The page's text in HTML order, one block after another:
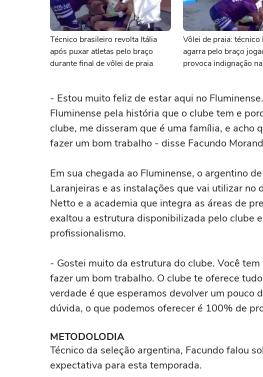
Técnico brasileiro revolta Itália
após puxar atletas pelo braço
durante final de vôlei de praia
Vôlei de praia: técnico
agarra pelo braço
provoca indignação
- Estou muito feliz de estar aqui no
Fluminense pela história que o clube tem e
clube, me disseram que é uma família, e
fazer um bom trabalho - disse Facundo
Em sua chegada ao Fluminense, o argentino
Laranjeiras e as instalações que vai utilizar no
Netto e a academia que integra as áreas de
exaltou a estrutura disponibilizada pelo clube
profissionalismo.
- Gostei muito da estrutura do clube. Você
fazer um bom trabalho. O clube te oferece
verdade é que esperamos devolver um pouco
dúvida, o que podemos oferecer é 100% de
METODOLODIA
Técnico da seleção argentina, Facundo falou
expectativa para esta temporada.